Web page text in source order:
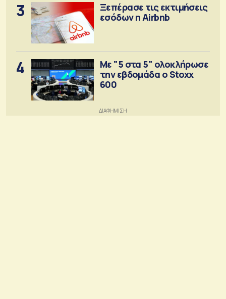
3
Ξεπέρασε τις εκτιμήσεις
εσόδων η Airbnb
4
Με "5 στα 5" ολοκλήρωσε
την εβδομάδα ο Stoxx
600